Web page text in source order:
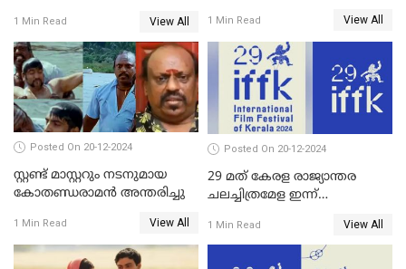
മുകുന്ദൻ ചിത്രം മാർക്കോ
1 Min Read View All
സിനിമ അവാര്‍ഡ്
സംവിധായിക പായല്‍
കപാഡിയയ്ക്ക് സമ്മാനിച്ചു;
ഫെമിനിച്ചി ഫാത്തിമയ്ക്ക്
അഞ്ച് പുരസ്കാരം
1 Min Read View All
Posted On 20-12-2024
സ്റ്റണ്ട് മാസ്റ്ററും നടനുമായ
കോതണ്ഡരാമൻ അന്തരിച്ചു
1 Min Read View All
Posted On 20-12-2024
29 മത് കേരള രാജ്യാന്തര
ചലച്ചിത്രമേള ഇന്ന്
1 Min Read View All